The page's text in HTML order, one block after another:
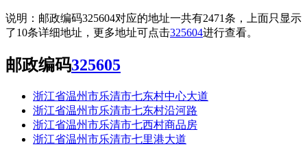
说明：邮政编码325604对应的地址一共有2471条，上面只显示
了10条详细地址，更多地址可点击325604进行查看。
邮政编码325605
浙江省温州市乐清市七东村中心大道
浙江省温州市乐清市七东村沿河路
浙江省温州市乐清市七西村商品房
浙江省温州市乐清市七里港大道